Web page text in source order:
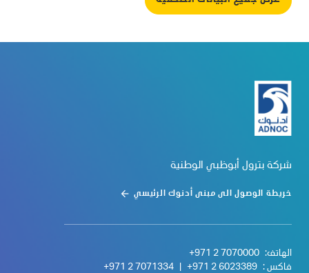
شركة بترول أبوظبي الوطنية
خريطة الوصول الى مبنى أدنوك الرئيسي
الهاتف: +971 2 7070000
فاكس : +971 2 6023389
+971 2 7071334